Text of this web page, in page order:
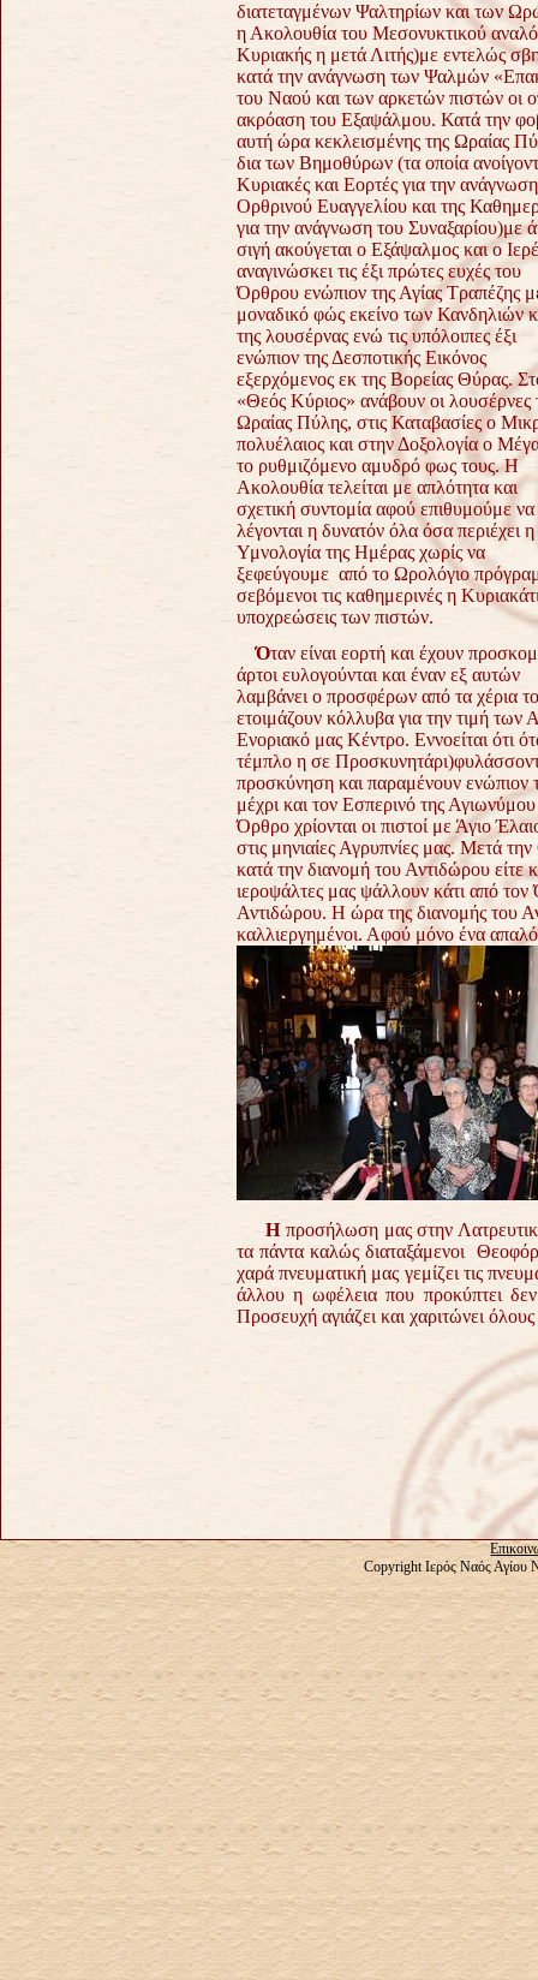
διατεταγμένων Ψαλτηρίων και των
η Ακολουθία του Μεσονυκτικού
Κυριακής η μετά Λιτής)με εντελώς
κατά την ανάγνωση των Ψαλμών
του Ναού και των αρκετών πιστών οι
ακρόαση του Εξαψάλμου. Κατά την
αυτή ώρα κεκλεισμένης της Ωραίας
δια των Βημοθύρων (τα οποία
Κυριακές και Εορτές για την
Ορθρινού Ευαγγελίου και της
για την ανάγνωση του Συναξαρίου)με
σιγή ακούγεται ο Εξάψαλμος και ο
αναγινώσκει τις έξι πρώτες ευχές του
Όρθρου ενώπιον της Αγίας Τραπέζης
μοναδικό φώς εκείνο των Κανδηλιών
της λουσέρνας ενώ τις υπόλοιπες έξι
ενώπιον της Δεσποτικής Εικόνος
εξερχόμενος εκ της Βορείας Θύρας.
«Θεός Κύριος» ανάβουν οι λουσέρνες
Ωραίας Πύλης, στις Καταβασίες ο
πολυέλαιος και στην Δοξολογία ο
το ρυθμιζόμενο αμυδρό φως τους. Η
Ακολουθία τελείται με απλότητα και
σχετική συντομία αφού επιθυμούμε να
λέγονται η δυνατόν όλα όσα περιέχει η
Υμνολογία της Ημέρας χωρίς να
ξεφεύγουμε από το Ωρολόγιο
σεβόμενοι τις καθημερινές η
υποχρεώσεις των πιστών.
Όταν είναι εορτή και έχουν
άρτοι ευλογούνται και έναν εξ αυτών
λαμβάνει ο προσφέρων από τα χέρια
ετοιμάζουν κόλλυβα για την τιμή των
Ενοριακό μας Κέντρο. Εννοείται ότι
τέμπλο η σε
προσκύνηση και παραμένουν
μέχρι και τον Εσπερινό της
Όρθρο χρίονται οι πιστοί με Άγιο
στις μηνιαίες Αγρυπνίες μας. Μετά
κατά την διανομή του Αντιδώρου
ιεροψάλτες μας ψάλλουν κάτι από
Αντιδώρου. Η ώρα της διανομής του
καλλιεργημένοι. Αφού μόνο ένα
Ηπροσήλωση μας στην
τα πάντα καλώς διαταξάμενοι
χαρά πνευματική μας γεμίζει τις
άλλου η ωφέλεια που προκύπτει
Προσευχή αγιάζει και χαριτώνει
Copyright Ιερός Ναός Αγίου